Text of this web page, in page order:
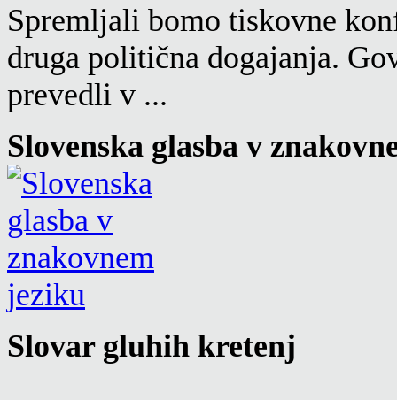
Spremljali bomo tiskovne
druga politična dogajanja.
prevedli v ...
Slovenska glasba v
Slovar gluhih kretenj